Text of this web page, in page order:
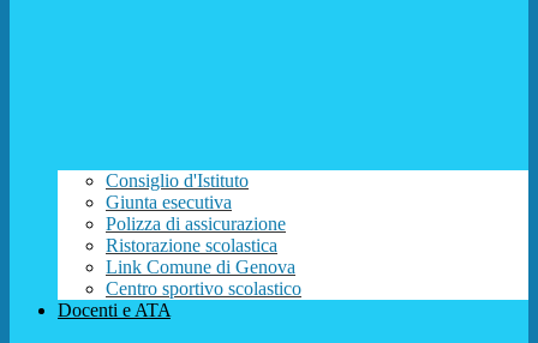
Consiglio d'Istituto
Giunta esecutiva
Polizza di assicurazione
Ristorazione scolastica
Link Comune di Genova
Centro sportivo scolastico
Docenti e ATA